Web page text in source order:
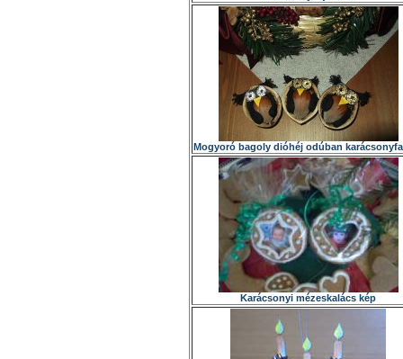
Mogyoró bagoly dióhéj odúban
Karácsonyi mézeskalács kép